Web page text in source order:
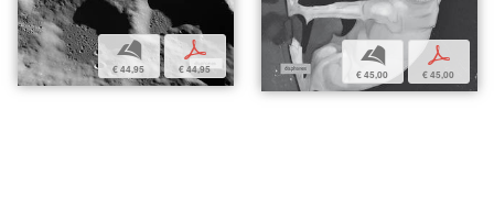
b
€ 44,95
p
€ 44,95
b
€ 45,00
p
€ 45,00